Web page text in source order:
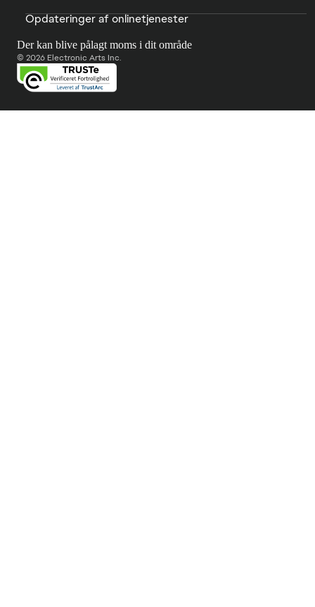
Opdateringer af onlinetjenester
Der kan blive pålagt moms i dit område
© 2026 Electronic Arts Inc.